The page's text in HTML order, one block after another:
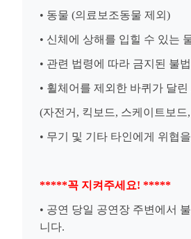
• 동물 (의료보조동물 제외)
• 신체에 상해를 입힐 수 있는
• 관련 법령에 따라 금지된 불
• 휠체어를 제외한 바퀴가 달
(자전거, 킥보드, 스케이트보
• 무기 및 기타 타인에게 위협
*****꼭 지켜주세요! *****
• 공연 당일 공연장 주변에서
니다.